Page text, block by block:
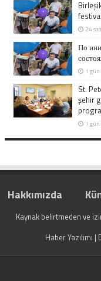
24
По
1 gün
St.
şehir
1 gün
Hakkımızda
Kaynak belirtmeden ve
Haber Yazılımı |